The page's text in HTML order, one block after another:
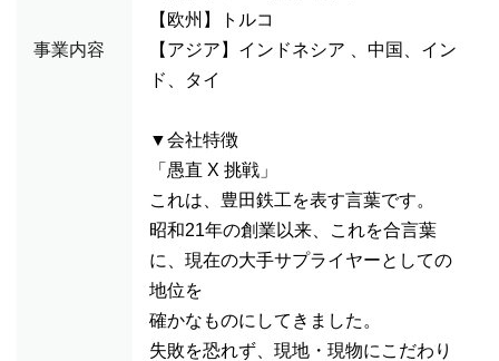
事業内容
【欧州】トルコ
【アジア】インドネシア 、中国、イン
ド、タイ
▼会社特徴
「愚直 X 挑戦」
これは、豊田鉄工を表す言葉です。
昭和21年の創業以来、これを合言葉
に、現在の大手サプライヤーとしての
地位を
確かなものにしてきました。
失敗を恐れず、現地・現物にこだわり